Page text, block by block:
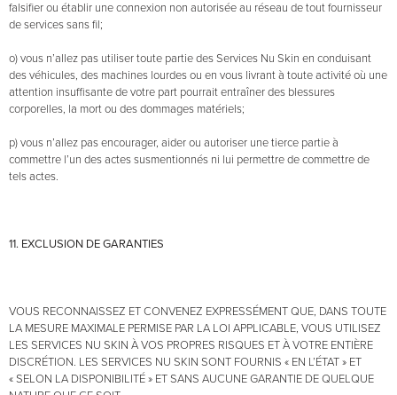
falsifier ou établir une connexion non autorisée au réseau de tout fournisseur
de services sans fil;
o) vous n’allez pas utiliser toute partie des Services Nu Skin en conduisant
des véhicules, des machines lourdes ou en vous livrant à toute activité où une
attention insuffisante de votre part pourrait entraîner des blessures
corporelles, la mort ou des dommages matériels;
p) vous n’allez pas encourager, aider ou autoriser une tierce partie à
commettre l’un des actes susmentionnés ni lui permettre de commettre de
tels actes.
11. EXCLUSION DE GARANTIES
VOUS RECONNAISSEZ ET CONVENEZ EXPRESSÉMENT QUE, DANS TOUTE
LA MESURE MAXIMALE PERMISE PAR LA LOI APPLICABLE, VOUS UTILISEZ
LES SERVICES NU SKIN À VOS PROPRES RISQUES ET À VOTRE ENTIÈRE
DISCRÉTION. LES SERVICES NU SKIN SONT FOURNIS « EN L’ÉTAT » ET
« SELON LA DISPONIBILITÉ » ET SANS AUCUNE GARANTIE DE QUELQUE